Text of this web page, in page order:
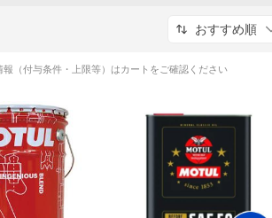
おすすめ順
（付与条件・上限等）はカートをご確認ください